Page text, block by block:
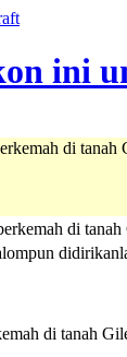
di tanah
di tanah
di tanah